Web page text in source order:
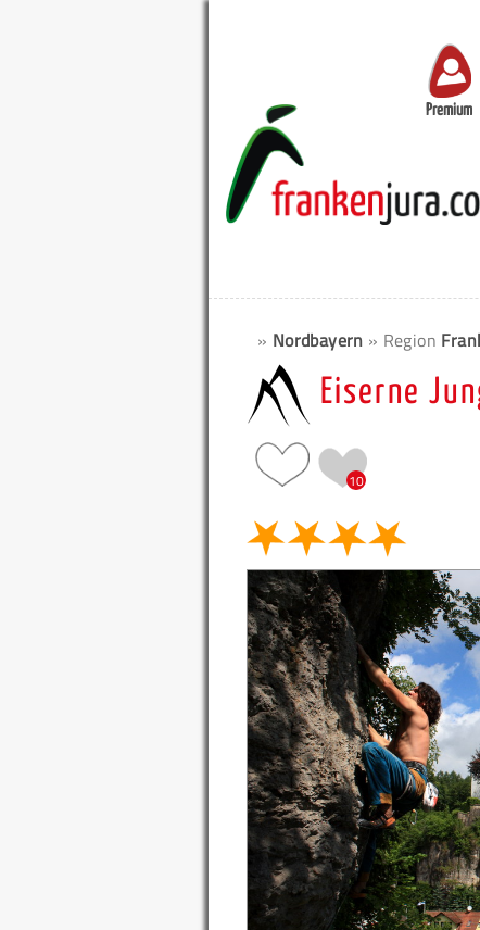
Premium
» Nordbayern » Region
Eiserne
10